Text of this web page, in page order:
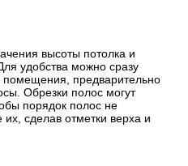
высоты потолка и
удобства можно сразу
помещения, предварительно
Обрезки полос могут
порядок полос не
сделав отметки верха и